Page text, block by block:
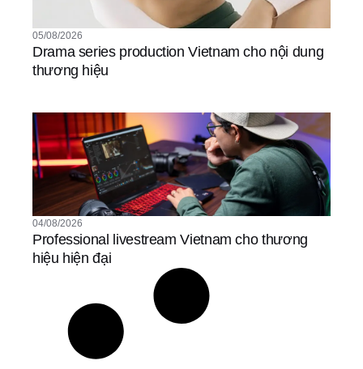
05/08/2026
Drama series production Vietnam cho nội dung
thương hiệu
04/08/2026
Professional livestream Vietnam cho thương
hiệu hiện đại